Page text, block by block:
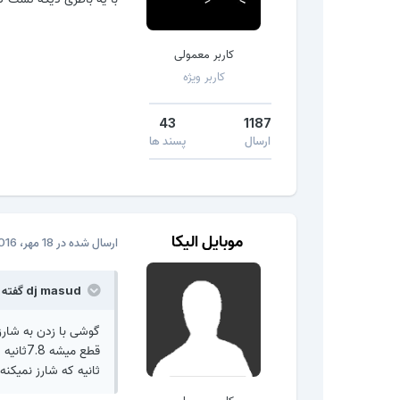
کاربر معمولی
کاربر ویژه
1187
ارسال
43
پسند ها
موبایل الیکا ارسال شده در 18 مهر، 2016
ثانیه که شارز نمیکنه 1 ولت میشه بعد